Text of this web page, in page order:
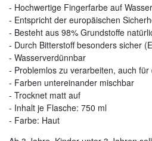
- Hochwertige Fingerfarbe auf
- Entspricht der europäischen
- Besteht aus 98% Grundstoffe
- Durch Bitterstoff besonders sicher
- Wasserverdünnbar
- Problemlos zu verarbeiten, auch für
- Farben untereinander mischbar
- Trocknet matt auf
- Inhalt je Flasche: 750 ml
- Farbe: Haut